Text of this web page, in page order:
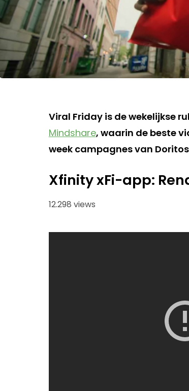
Viral Friday is de wekelijkse
Mindshare, waarin de beste
week campagnes van
Xfinity xFi-app:
12.298 views